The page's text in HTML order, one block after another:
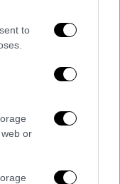
to
or
07/08/2026